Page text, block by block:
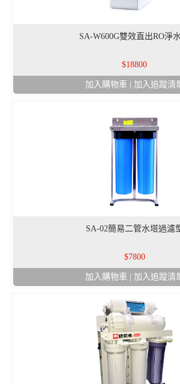
SA-W600G雙效直出RO淨
18800
加入購物車| 加入追蹤清
SA-02簡易二管水塔過濾
7800
加入購物車| 加入追蹤清